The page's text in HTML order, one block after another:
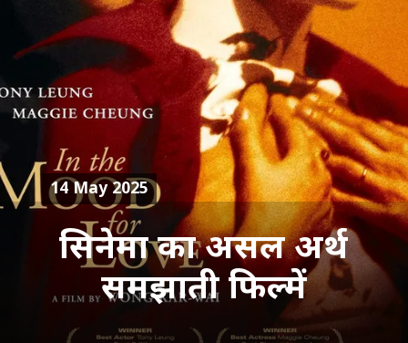
सिनेमा का असल अर्थ
समझाती फिल्में
14 May 2025